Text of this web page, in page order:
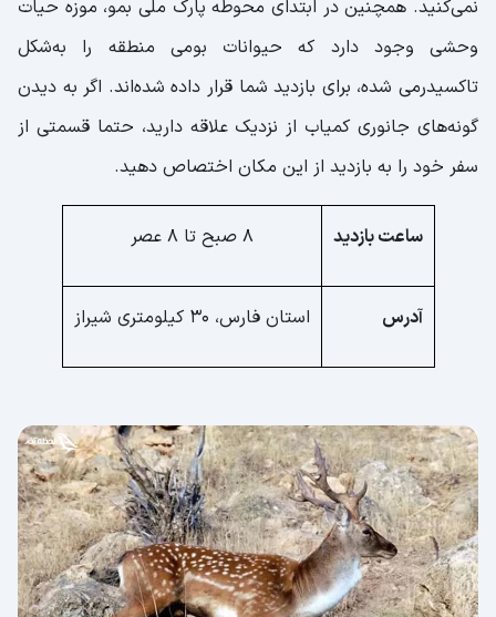
نمی‌کنید. همچنین در ابتدای محوطه پارک ملی بمو، موزه حیات
وحشی وجود دارد که حیوانات بومی منطقه را به‌شکل
تاکسیدرمی شده، برای بازدید شما قرار داده شده‌اند. اگر به دیدن
گونه‌های جانوری کمیاب از نزدیک علاقه دارید، حتما قسمتی از
سفر خود را به بازدید از این مکان اختصاص دهید.
ساعت بازدید 8 صبح تا 8 عصر
آدرس استان فارس، 30 کیلومتری شیراز